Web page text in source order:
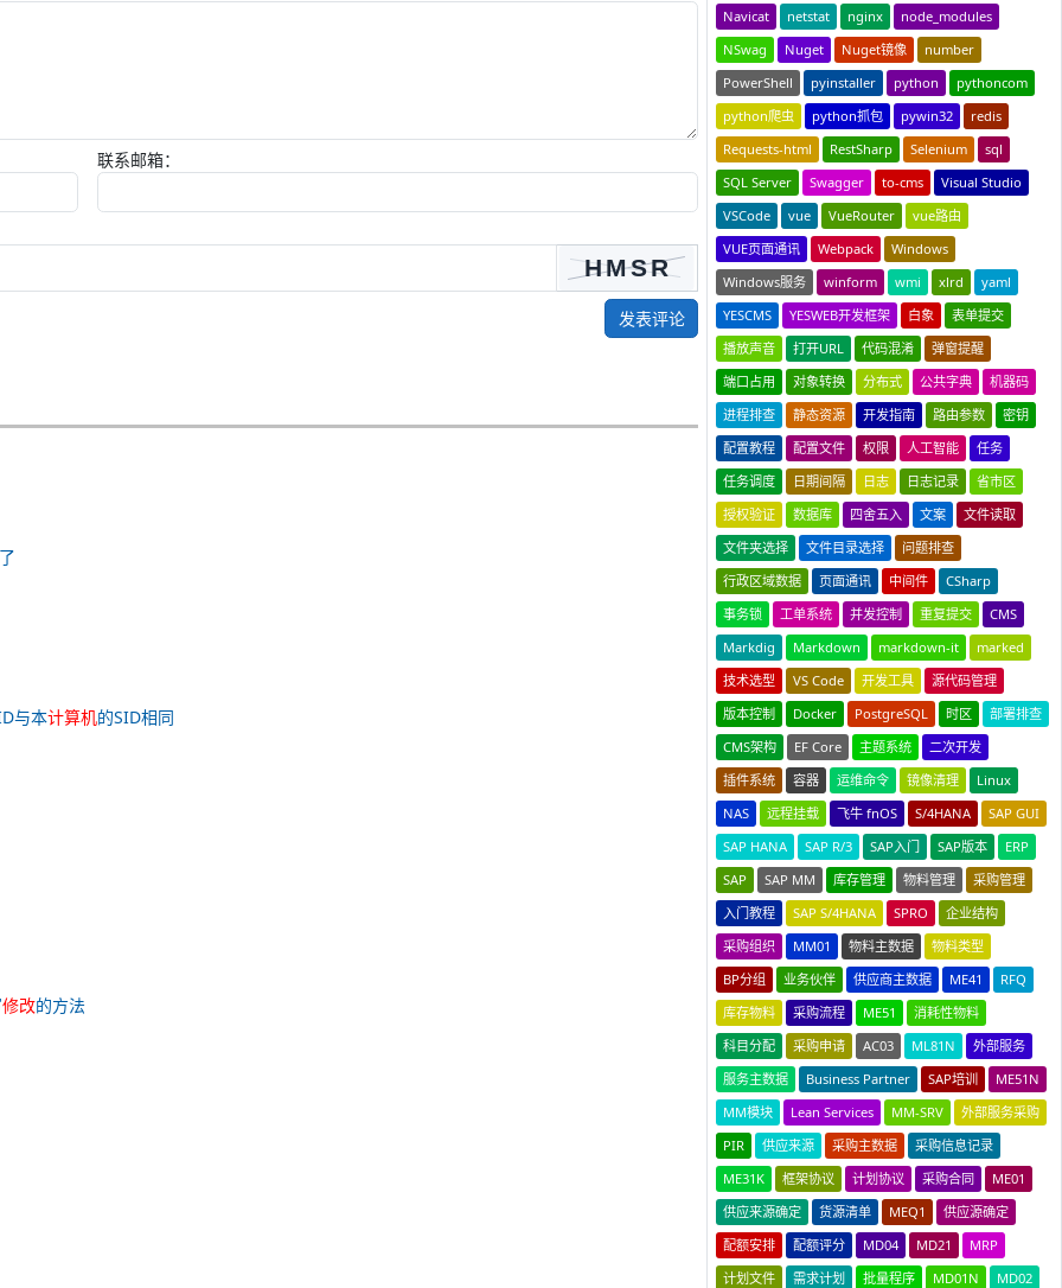
联系邮箱：
发表评论
与本计算机的SID相同
修改的方法
Navicat
netstat nginx
node_modules
NSwag
Nuget Nuget镜像
number
PowerShell
pyinstaller python
pythoncom
python爬虫
python抓包 pywin32
redis
Requests-html
RestSharp Selenium
sql
SQL Server
Swagger to-cms
Visual Studio
VSCode
vue VueRouter
vue路由
VUE页面通讯
Webpack
Windows
Windows服务
winform wmi xlrd
yaml
YESCMS
YESWEB开发框架 白象
表单提交
播放声音
打开URL 代码混淆
弹窗提醒
端口占用
对象转换 分布式 公共字典
机器码
进程排查
静态资源 开发指南 路由参数
密钥
配置教程
配置文件 权限 人工智能
任务
任务调度
日期间隔 日志 日志记录
省市区
授权验证
数据库 四舍五入 文案
文件读取
文件夹选择
文件目录选择
问题排查
行政区域数据
页面通讯 中间件
CSharp
事务锁
工单系统 并发控制 重复提交
CMS
Markdig
Markdown markdown-it
marked
技术选型
VS Code 开发工具
源代码管理
版本控制
Docker PostgreSQL 时区
部署排查
CMS架构
EF Core 主题系统
二次开发
插件系统
容器 运维命令 镜像清理
Linux
NAS
远程挂载 飞牛 fnOS S/4HANA
SAP GUI
SAP HANA
SAP R/3 SAP入门 SAP版本
ERP
SAP
SAP MM 库存管理 物料管理
采购管理
入门教程
SAP S/4HANA SPRO
企业结构
采购组织
MM01 物料主数据
物料类型
BP分组
业务伙伴 供应商主数据 ME41
RFQ
库存物料
采购流程 ME51
消耗性物料
科目分配
采购申请 AC03 ML81N
外部服务
服务主数据
Business Partner SAP培训
ME51N
MM模块
Lean Services MM-SRV
外部服务采购
PIR
供应来源 采购主数据
采购信息记录
ME31K
框架协议 计划协议 采购合同
ME01
供应来源确定
货源清单 MEQ1
供应源确定
配额安排
配额评分 MD04 MD21
MRP
计划文件
需求计划 批量程序 MD01N
MD02